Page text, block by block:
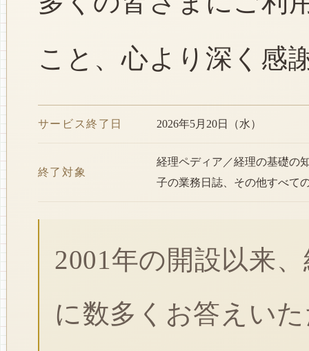
こと、心より深く感
サービス終了日 2026年5月20日（水）
終了対象
経理ペディア／経理の基礎の
子の業務日誌、その他すべて
2001年の開設以来
に数多くお答えい